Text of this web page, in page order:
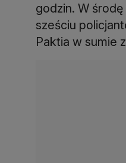
godzin. W
sześciu
Paktia w sumie